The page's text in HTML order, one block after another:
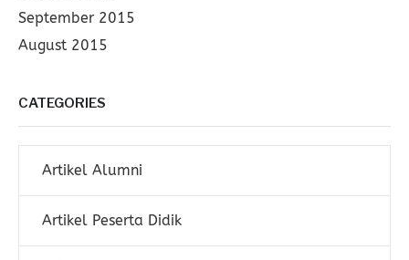
September 2015
August 2015
CATEGORIES
Artikel Alumni
Artikel Peserta Didik